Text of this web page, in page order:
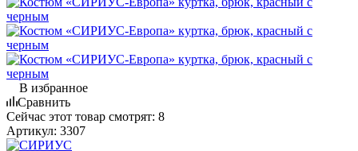
В избранное
Сравнить
Сейчас этот товар смотрят: 8
Артикул: 3307